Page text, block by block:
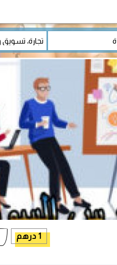
1 درهم